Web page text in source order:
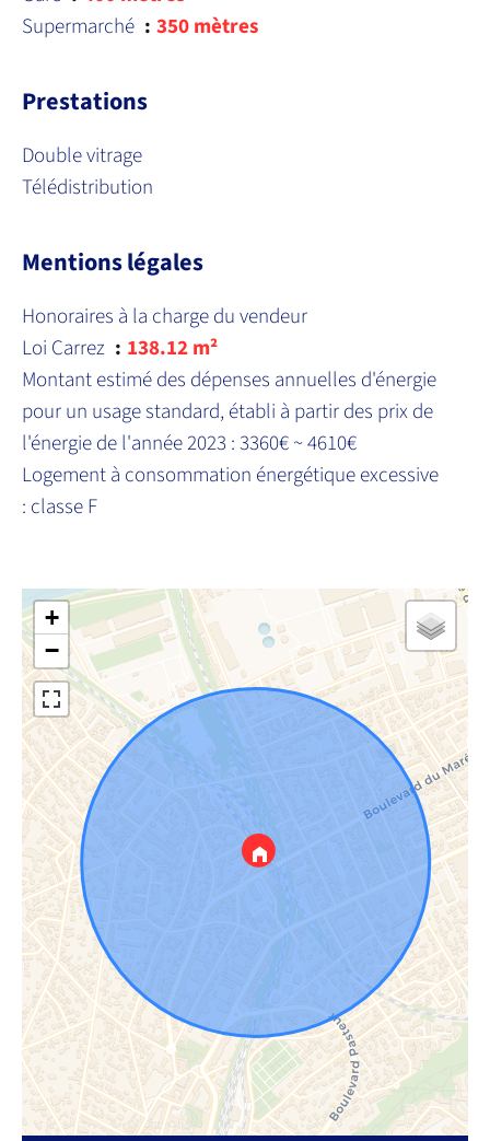
Supermarché
350 mètres
Prestations
Double vitrage
Télédistribution
Mentions légales
Honoraires à la charge du vendeur
Loi Carrez
138.12 m²
Montant estimé des dépenses annuelles d'énergie
pour un usage standard, établi à partir des prix de
l'énergie de l'année 2023 : 3360€ ~ 4610€
Logement à consommation énergétique excessive
: classe F
+
−